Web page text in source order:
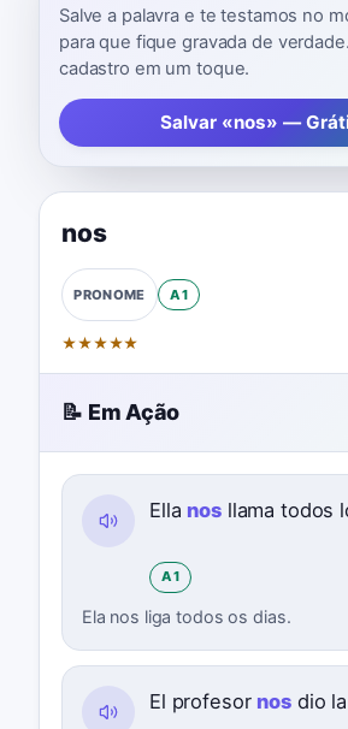
Salve a palavra e te testamos no
para que fique gravada de
cadastro em um toque.
Salvar «nos» —
nos
PRONOME A1
★★★★★
📝 Em Ação
Ella nosllama todos
A1
Ela nos liga todos os dias.
El profesor nos dio